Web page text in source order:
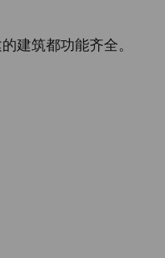
建筑都功能齐全。